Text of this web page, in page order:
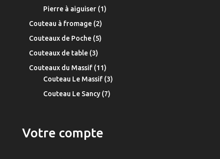
produit
Pierre à aiguiser 11
Couteau à fromage 22
produits
Couteaux de Poche 55
Couteaux de table 33
produits
Couteaux du Massif 1111
produits
Couteau Le Massif 33
Couteau Le Sancy 77
Votre compte